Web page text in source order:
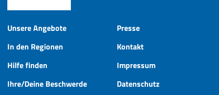
Unsere Angebote
In den Regionen
Hilfe finden
Ihre/Deine Beschwerde
Presse
Kontakt
Impressum
Datenschutz